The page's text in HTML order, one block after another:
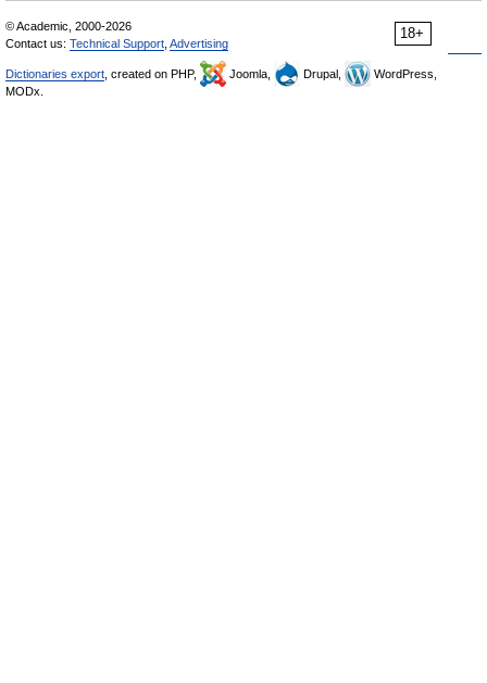
18+
© Academic, 2000-2026
Contact us: Technical Support Advertising
Dictionaries export , created on PHP, Joomla, Drupal,
WordPress,
MODx.